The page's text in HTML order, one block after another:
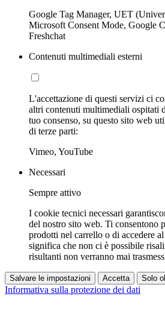
Google Tag Manager, UET
Microsoft Consent Mode, Google
Freshchat
Contenuti multimediali esterni
L'accettazione di questi servizi ci
altri contenuti multimediali ospitati
tuo consenso, su questo sito web
di terze parti:
Vimeo, YouTube
Necessari
Sempre attivo
I cookie tecnici necessari
del nostro sito web. Ti consentono
prodotti nel carrello o di accedere
significa che non ci è possibile
risultanti non verranno mai
Salvare le impostazioni Accetta Solo
Informativa sulla protezione dei dati